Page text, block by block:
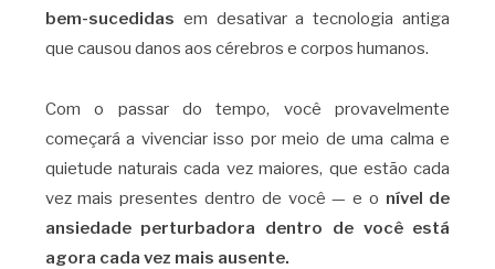
bem-sucedidas em desativar a tecnologia antiga
que causou danos aos cérebros e corpos humanos.
Com o passar do tempo, você provavelmente
começará a vivenciar isso por meio de uma calma e
quietude naturais cada vez maiores, que estão cada
vez mais presentes dentro de você — e o nível de
ansiedade perturbadora dentro de você está
agora cada vez mais ausente.